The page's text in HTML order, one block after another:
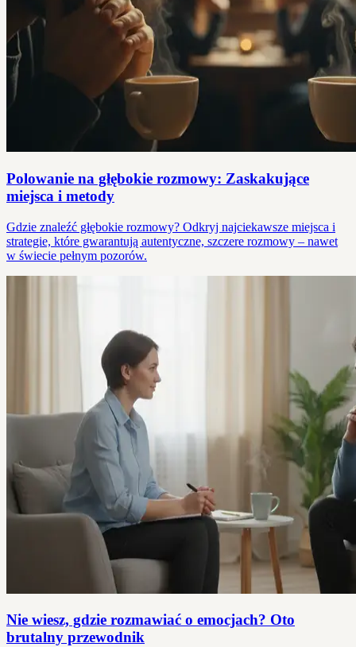
Polowanie na głębokie rozmowy: Zaskakujące
miejsca i metody
Gdzie znaleźć głębokie rozmowy? Odkryj najciekawsze miejsca i
strategie, które gwarantują autentyczne, szczere rozmowy – nawet
w świecie pełnym pozorów.
Nie wiesz, gdzie rozmawiać o emocjach? Oto
brutalny przewodnik